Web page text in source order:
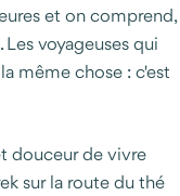
et on comprend,
voyageuses qui
même chose : c'est
douceur de vivre
sur la route du thé